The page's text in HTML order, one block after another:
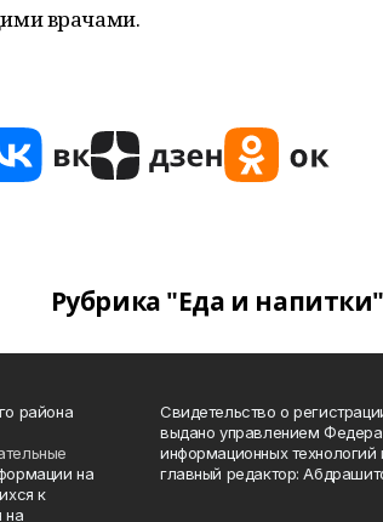
врачами.
Рубрика "Еда и напитки"
района
на
к
на
Свидетельство о
выдано управлением
информационных
главный редактор: